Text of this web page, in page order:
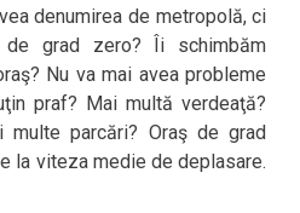
denumirea de metropolă, ci
grad zero? Îi schimbăm
Nu va mai avea probleme
praf? Mai multă verdeaţă?
parcări? Oraş de grad
la viteza medie de deplasare.